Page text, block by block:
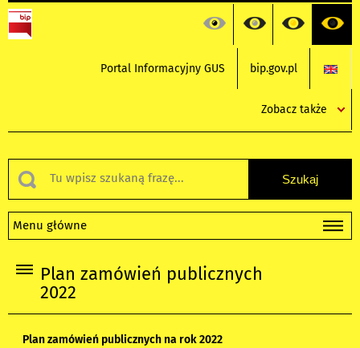
Portal Informacyjny GUS bip.gov.pl
Zobacz także
Menu główne
Plan zamówień publicznych
2022
Plan zamówień publicznych na rok 2022